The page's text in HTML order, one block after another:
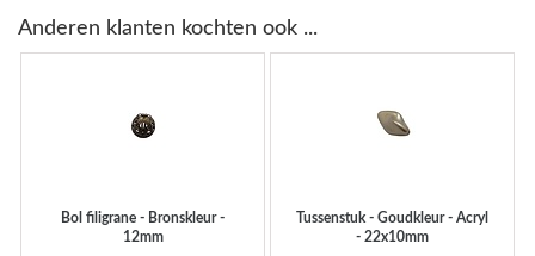
Anderen klanten kochten ook ...
Bol filigrane - Bronskleur -
12mm
Tussenstuk - Goudkleur - Acryl
- 22x10mm